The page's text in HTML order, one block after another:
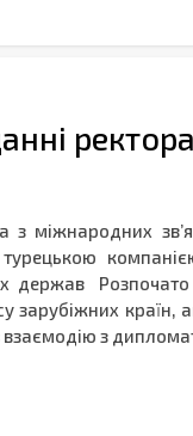
з міжнародних
держав Розпочато
зарубіжних країн,
взаємодію з